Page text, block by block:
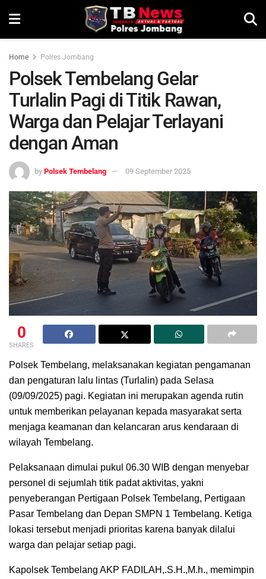
Home Polres Jombang
Polsek Tembelang Gelar
Turlalin Pagi di Titik Rawan,
Warga dan Pelajar Terlayani
dengan Aman
by Polsek Tembelang 09 September 2025
0
SHARES
Polsek Tembelang, melaksanakan kegiatan pengamanan
dan pengaturan lalu lintas (Turlalin) pada Selasa
(09/09/2025) pagi. Kegiatan ini merupakan agenda rutin
untuk memberikan pelayanan kepada masyarakat serta
menjaga keamanan dan kelancaran arus kendaraan di
wilayah Tembelang.
Pelaksanaan dimulai pukul 06.30 WIB dengan menyebar
personel di sejumlah titik padat aktivitas, yakni
penyeberangan Pertigaan Polsek Tembelang, Pertigaan
Pasar Tembelang dan Depan SMPN 1 Tembelang. Ketiga
lokasi tersebut menjadi prioritas karena banyak dilalui
warga dan pelajar setiap pagi.
Kapolsek Tembelang AKP FADILAH,.S.H.,M.h., memimpin